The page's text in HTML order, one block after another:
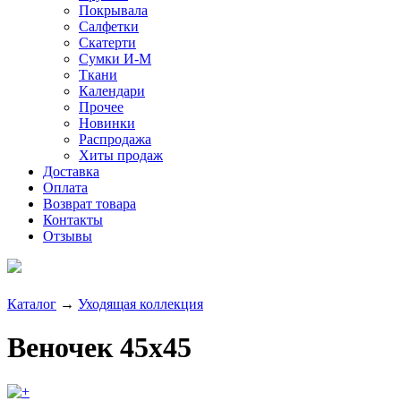
Покрывала
Салфетки
Скатерти
Сумки И-М
Ткани
Календари
Прочее
Новинки
Распродажа
Хиты продаж
Доставка
Оплата
Возврат товара
Контакты
Отзывы
Каталог → Уходящая коллекция
Веночек 45x45